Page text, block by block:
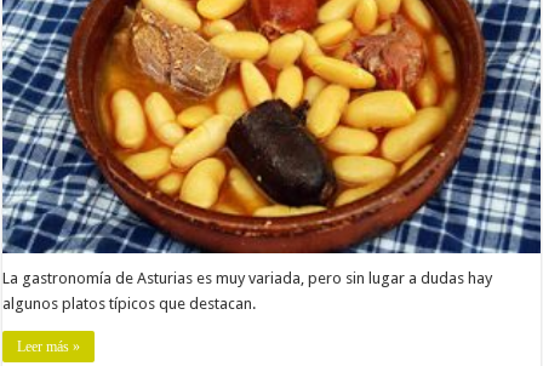
La gastronomía de Asturias es muy variada, pero sin lugar a dudas hay
algunos platos típicos que destacan.
Leer más »